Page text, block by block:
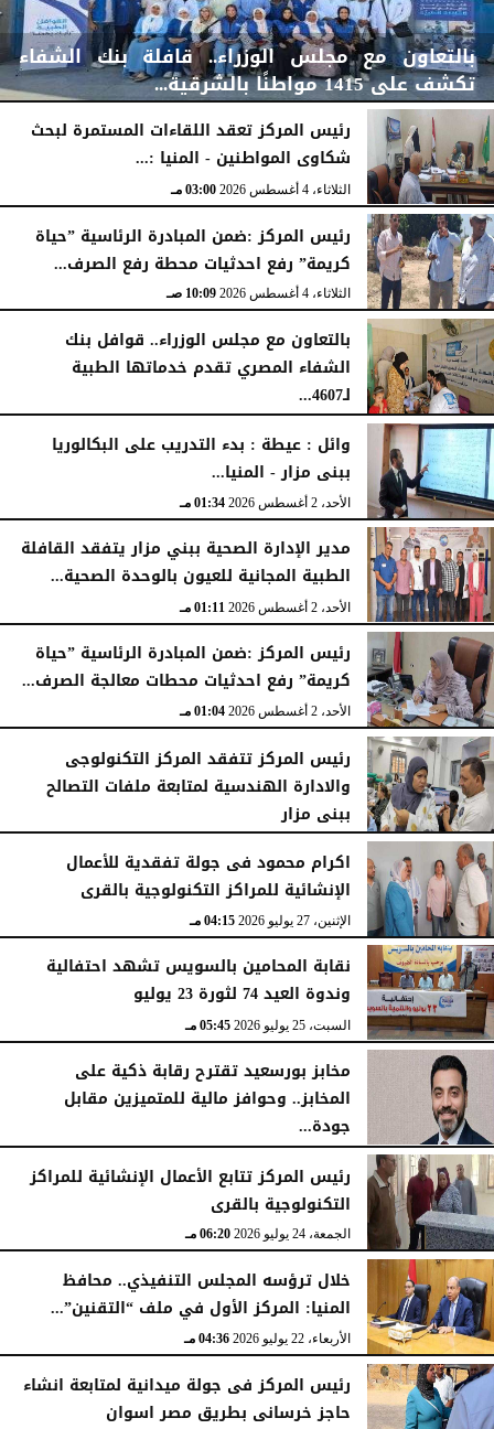
بالتعاون مع مجلس الوزراء.. قافلة بنك الشفاء
تكشف على 1415 مواطنًا بالشرقية...
الخميس، 6 أغسطس 2026 04:59 مـ
رئيس المركز تعقد اللقاءات المستمرة لبحث
شكاوى المواطنين - المنيا :...
الثلاثاء، 4 أغسطس 2026 03:00 مـ
رئيس المركز :ضمن المبادرة الرئاسية ”حياة
كريمة” رفع احدثيات محطة رفع الصرف...
الثلاثاء، 4 أغسطس 2026 10:09 صـ
بالتعاون مع مجلس الوزراء.. قوافل بنك
الشفاء المصري تقدم خدماتها الطبية
لـ4607...
الإثنين، 3 أغسطس 2026
وائل : عيطة : بدء التدريب على البكالوريا
ببنى مزار - المنيا...
الأحد، 2 أغسطس 2026 01:34 مـ
مدير الإدارة الصحية ببني مزار يتفقد القافلة
الطبية المجانية للعيون بالوحدة الصحية...
الأحد، 2 أغسطس 2026 01:11 مـ
رئيس المركز :ضمن المبادرة الرئاسية ”حياة
كريمة” رفع احدثيات محطات معالجة الصرف...
الأحد، 2 أغسطس 2026 01:04 مـ
رئيس المركز تتفقد المركز التكنولوجى
والادارة الهندسية لمتابعة ملفات التصالح
ببنى مزار
الأربعاء، 29 يوليو 2026 02:03 مـ
اكرام محمود فى جولة تفقدية للأعمال
الإنشائية للمراكز التكنولوجية بالقرى
الإثنين، 27 يوليو 2026 04:15 مـ
نقابة المحامين بالسويس تشهد احتفالية
وندوة العيد 74 لثورة 23 يوليو
السبت، 25 يوليو 2026 05:45 مـ
مخابز بورسعيد تقترح رقابة ذكية على
المخابز.. وحوافز مالية للمتميزين مقابل
جودة...
السبت، 25 يوليو 2026 05:41 مـ
رئيس المركز تتابع الأعمال الإنشائية للمراكز
التكنولوجية بالقرى
الجمعة، 24 يوليو 2026 06:20 مـ
خلال ترؤسه المجلس التنفيذي.. محافظ
المنيا: المركز الأول في ملف “التقنين”...
الأربعاء، 22 يوليو 2026 04:36 مـ
رئيس المركز فى جولة ميدانية لمتابعة انشاء
حاجز خرسانى بطريق مصر اسوان